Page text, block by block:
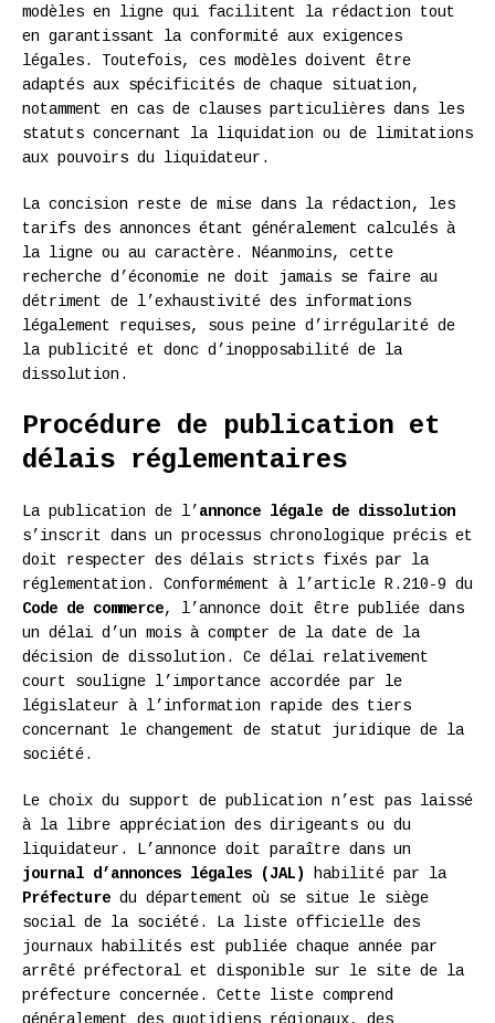
modèles en ligne qui facilitent la rédaction tout
en garantissant la conformité aux exigences
légales. Toutefois, ces modèles doivent être
adaptés aux spécificités de chaque situation,
notamment en cas de clauses particulières dans les
statuts concernant la liquidation ou de limitations
aux pouvoirs du liquidateur.
La concision reste de mise dans la rédaction, les
tarifs des annonces étant généralement calculés à
la ligne ou au caractère. Néanmoins, cette
recherche d’économie ne doit jamais se faire au
détriment de l’exhaustivité des informations
légalement requises, sous peine d’irrégularité de
la publicité et donc d’inopposabilité de la
dissolution.
Procédure de publication et
délais réglementaires
La publication de l’ annonce légale de dissolution
s’inscrit dans un processus chronologique précis et
doit respecter des délais stricts fixés par la
réglementation. Conformément à l’article R.210-9 du
Code de commerce, l’annonce doit être publiée dans
un délai d’un mois à compter de la date de la
décision de dissolution. Ce délai relativement
court souligne l’importance accordée par le
législateur à l’information rapide des tiers
concernant le changement de statut juridique de la
société.
Le choix du support de publication n’est pas laissé
à la libre appréciation des dirigeants ou du
liquidateur. L’annonce doit paraître dans un
journal d’annonces légales (JAL)
habilité par la
Préfecture du département où se situe le siège
social de la société. La liste officielle des
journaux habilités est publiée chaque année par
arrêté préfectoral et disponible sur le site de la
préfecture concernée. Cette liste comprend
généralement des quotidiens régionaux, des